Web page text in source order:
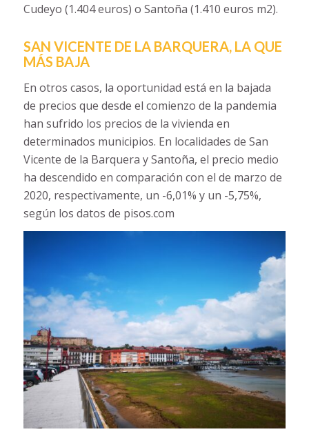
Cudeyo (1.404 euros) o Santoña (1.410 euros m2).
SAN VICENTE DE LA BARQUERA, LA QUE
MÁS BAJA
En otros casos, la oportunidad está en la bajada
de precios que desde el comienzo de la pandemia
han sufrido los precios de la vivienda en
determinados municipios. En localidades de San
Vicente de la Barquera y Santoña, el precio medio
ha descendido en comparación con el de marzo de
2020, respectivamente, un -6,01% y un -5,75%,
según los datos de pisos.com